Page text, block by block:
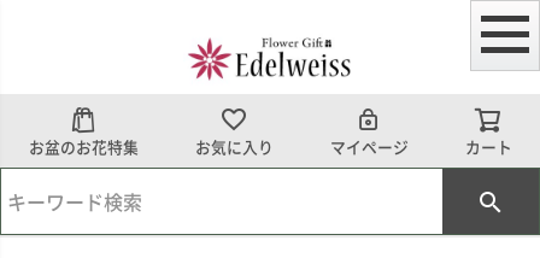
お盆のお花特集 お気に入り マイページ カート